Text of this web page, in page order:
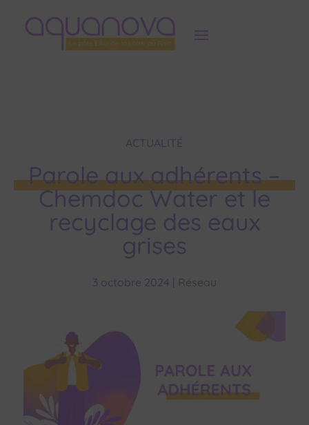
ACTUALITÉ
Parole aux adhérents –
Chemdoc Water et le
recyclage des eaux
grises
3 octobre 2024